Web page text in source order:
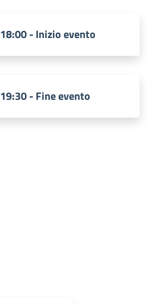
18:00 - Inizio evento
19:30 - Fine evento